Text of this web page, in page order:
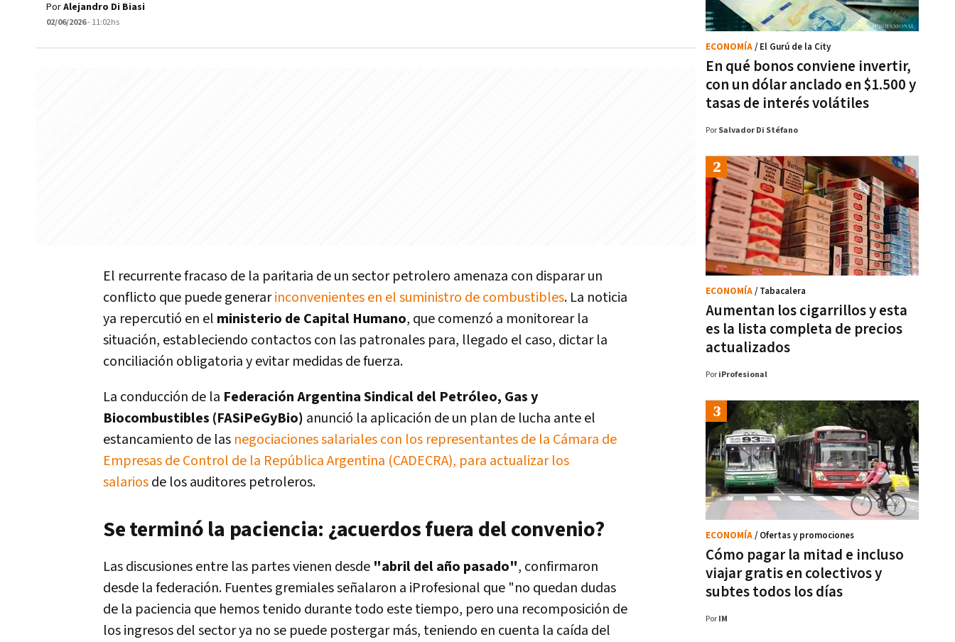
PorAlejandro Di Biasi
02/06/2026- 11:02hs
El recurrente fracaso de la paritaria de un sector petrolero amenaza con disparar un
conflicto que puede generarinconvenientes en el suministro de combustibles. La noticia
ya repercutió en el ministerio de Capital Humano, que comenzó a monitorear la
situación, estableciendo contactos con las patronales para, llegado el caso, dictar la
conciliación obligatoria y evitar medidas de fuerza.
La conducción de la Federación Argentina Sindical del Petróleo, Gas y
Biocombustibles (FASiPeGyBio) anunció la aplicación de un plan de lucha ante el
estancamiento de las negociaciones salariales con los representantes de la Cámara de
Empresas de Control de la República Argentina (CADECRA), para actualizar los
salariosde los auditores petroleros.
Se terminó la paciencia: ¿acuerdos fuera del convenio?
Las discusiones entre las partes vienen desde "abril del año pasado", confirmaron
desde la federación. Fuentes gremiales señalaron a iProfesional que "no quedan dudas
de la paciencia que hemos tenido durante todo este tiempo, pero una recomposición de
los ingresos del sector ya no se puede postergar más, teniendo en cuenta la caída del
En qué bonos conviene invertir,
con un dólar anclado en $1.500 y
tasas de interés volátiles
ECONOMÍA/ El Gurú de la City
Por Salvador Di Stéfano
Aumentan los cigarrillos y esta
es la lista completa de precios
actualizados
ECONOMÍA/ Tabacalera
Por iProfesional
Cómo pagar la mitad e incluso
viajar gratis en colectivos y
subtes todos los días
ECONOMÍA/ Ofertas y promociones
Por IM